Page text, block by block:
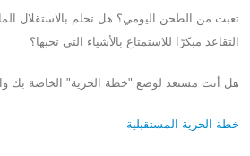
تعبت من الطحن اليومي؟ هل تحلم بالاستقلال
التقاعد مبكرًا للاستمتاع بالأشياء التي تحبها؟
هل أنت مستعد لوضع "خطة الحرية" الخاصة بك
خطة الحرية المستقبلية